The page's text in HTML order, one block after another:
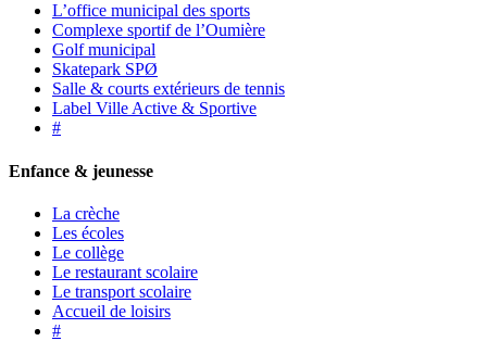
L’office municipal des sports
Complexe sportif de l’Oumière
Golf municipal
Skatepark SPØ
Salle & courts extérieurs de tennis
Label Ville Active & Sportive
#
Enfance & jeunesse
La crèche
Les écoles
Le collège
Le restaurant scolaire
Le transport scolaire
Accueil de loisirs
#